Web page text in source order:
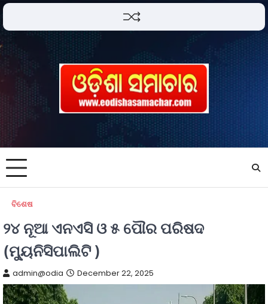
ବିଶେଷ
୨୪ ନୂଆ ଏନଏସି ଓ ୫ ପୌର ପରିଷଦ
(ମ୍ୟୁନିସିପାଲିଟି )
admin@odia December 22, 2025